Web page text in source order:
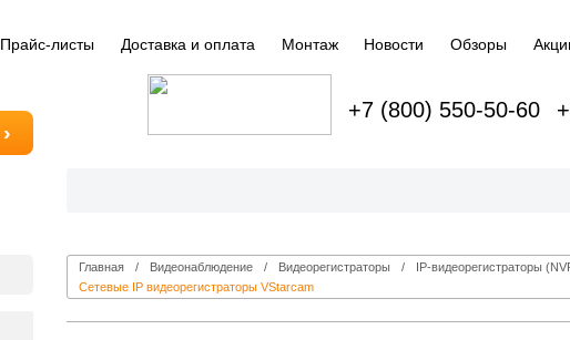
Прайс-листы Доставка и оплата Монтаж Новости Обзоры
+7 (800) 550-50-60
Главная Видеонаблюдение Видеорегистраторы
IP-видеорегистраторы
Сетевые IP видеорегистраторы VStarcam